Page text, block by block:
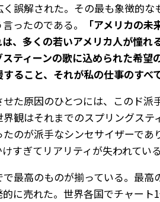
く誤解された。その最も象徴的
ったのである。
「アメリカの
、多くの若いアメリカ人が憧
ティーンの歌に込められた希望
ること、それが私の仕事のすべ
せた原因のひとつには、このド
観はそれまでのスプリングステ
のが派手なシンセサイザーで
すぎてリアリティが失われてい
最高のものが揃っている。最
に売れた。世界各国でチャート